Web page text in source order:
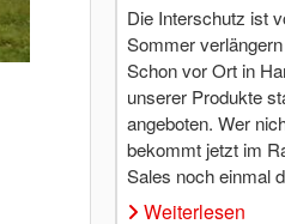
Die Interschutz ist
Sommer
Schon vor Ort in
unserer Produkte
angeboten. Wer
bekommt jetzt im
Sales noch einmal
Weiterlesen